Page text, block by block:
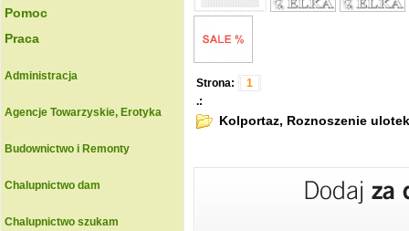
Pomoc
Praca
Administracja
Agencje Towarzyskie, Erotyka
Budownictwo i Remonty
Chalupnictwo dam
Chalupnictwo szukam
Strona:
1
.:
Kolportaz, Roznoszenie ulotek